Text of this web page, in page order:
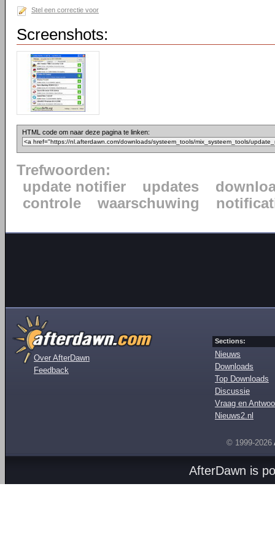
Stel een correctie voor
Screenshots:
HTML code om naar deze pagina te linken:
Trefwoorden:
update notifier
updates
controle
waarschuwing
Over AfterDawn
Feedback
Sections:
Nieuws
Downloads
Top Downloads
Discussie
Vraag en
Nieuws2.nl
© 1999-2026
AfterDawn is